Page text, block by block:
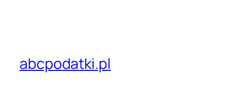
abcpodatki.pl